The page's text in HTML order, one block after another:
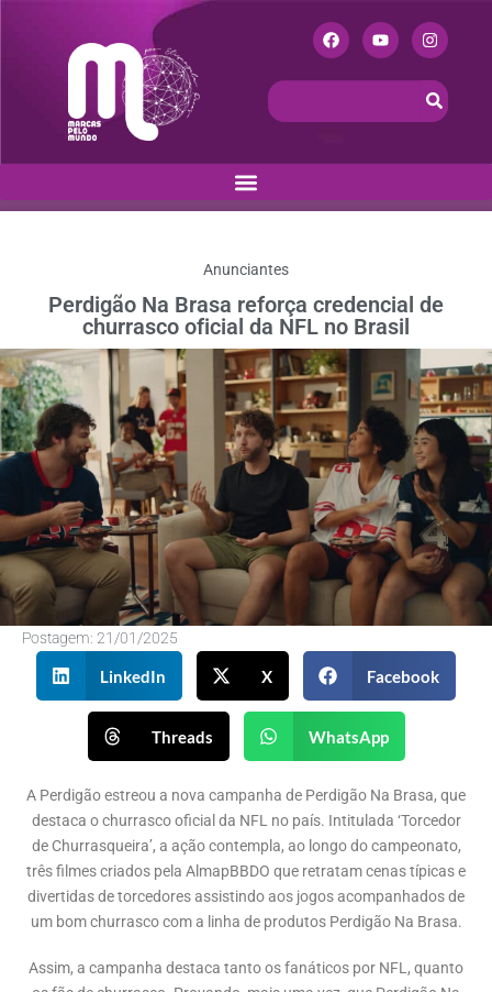
Anunciantes
Perdigão Na Brasa reforça credencial de
churrasco oficial da NFL no Brasil
Postagem: 21/01/2025
LinkedIn X Facebook
Threads WhatsApp
A Perdigão estreou a nova campanha de Perdigão Na Brasa, que
destaca o churrasco oficial da NFL no país. Intitulada ‘Torcedor
de Churrasqueira’, a ação contempla, ao longo do campeonato,
três filmes criados pela AlmapBBDO que retratam cenas típicas e
divertidas de torcedores assistindo aos jogos acompanhados de
um bom churrasco com a linha de produtos Perdigão Na Brasa.
Assim, a campanha destaca tanto os fanáticos por NFL, quanto